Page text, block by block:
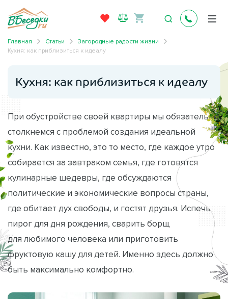
Главная Статьи
Загородные радости жизни
Кухня: как приблизиться к идеалу
Кухня: как приблизиться к идеалу
При обустройстве своей квартиры мы обязательно
столкнемся с проблемой создания идеальной
кухни. Как известно, это то место, где каждое утро
собирается за завтраком семья, где готовятся
кулинарные шедевры, где обсуждаются
политические и экономические вопросы страны,
где обитает дух свободы, и гостят друзья. Испечь
пирог для дня рождения, сварить борщ
для любимого человека или приготовить
фруктовую кашу для детей. Именно здесь должно
быть максимально комфортно.